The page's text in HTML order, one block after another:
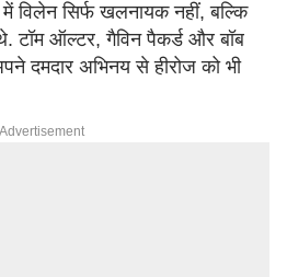
विलेन सिर्फ खलनायक नहीं, बल्कि
टॉम ऑल्टर, गैविन पैकर्ड और बॉब
दमदार अभिनय से हीरोज को भी
Advertisement